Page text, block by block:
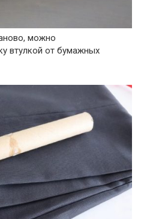
можно
втулкой от бумажных